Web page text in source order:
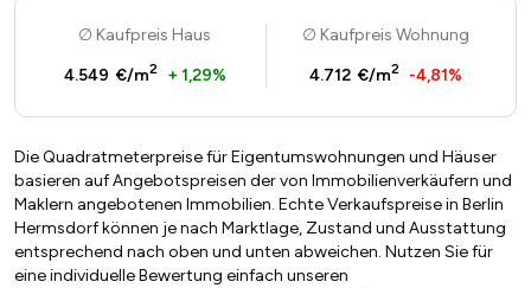
Kaufpreis Haus
4.549 €/m2 + 1,29%
Kaufpreis Wohnung
4.712 €/m2 -4,81%
Die Quadratmeterpreise für Eigentumswohnungen und Häuser
basieren auf Angebotspreisen der von Immobilienverkäufern und
Maklern angebotenen Immobilien. Echte Verkaufspreise in Berlin
Hermsdorf können je nach Marktlage, Zustand und Ausstattung
entsprechend nach oben und unten abweichen. Nutzen Sie für
eine individuelle Bewertung einfach unseren